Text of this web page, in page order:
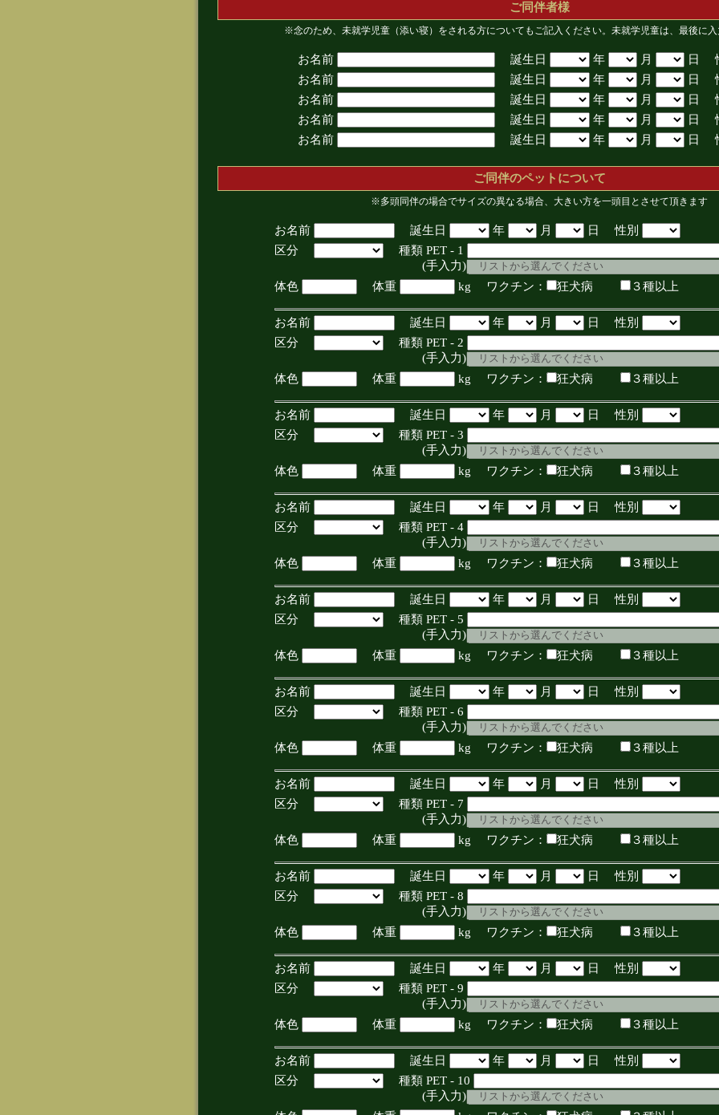
ご同伴者様
※念のため、未就学児童（添い寝）をされる方についてもご記入ください。未就学児童は、最後に入
お名前 誕生日 年 月
日
お名前
誕生日 年 月
日
お名前
誕生日 年 月
日
お名前
誕生日 年 月
日
お名前
誕生日 年 月 日
ご同伴のペットについて
※多頭同伴の場合でサイズの異なる場合、大きい方を一頭目とさせて頂きます
お名前 誕生日 年 月
日 性別
区分
種類 PET - 1
(手入力)
体色
体重 kg ワクチン： 狂犬病 ３種以上
お名前 誕生日 年 月
日 性別
区分
種類 PET - 2
(手入力)
体色
体重 kg ワクチン： 狂犬病 ３種以上
お名前 誕生日 年 月
日 性別
区分
種類 PET - 3
(手入力)
体色
体重 kg ワクチン： 狂犬病 ３種以上
お名前 誕生日 年 月
日 性別
区分
種類 PET - 4
(手入力)
体色
体重 kg ワクチン： 狂犬病 ３種以上
お名前 誕生日 年 月
日 性別
区分
種類 PET - 5
(手入力)
体色
体重 kg ワクチン： 狂犬病 ３種以上
お名前 誕生日 年 月
日 性別
区分
種類 PET - 6
(手入力)
体色
体重 kg ワクチン： 狂犬病 ３種以上
お名前 誕生日 年 月
日 性別
区分
種類 PET - 7
(手入力)
体色
体重 kg ワクチン： 狂犬病 ３種以上
お名前 誕生日 年 月
日 性別
区分
種類 PET - 8
(手入力)
体色
体重 kg ワクチン： 狂犬病 ３種以上
お名前 誕生日 年 月
日 性別
区分
種類 PET - 9
(手入力)
体色
体重 kg ワクチン： 狂犬病 ３種以上
お名前 誕生日 年 月
日 性別
区分
種類 PET - 10
(手入力)